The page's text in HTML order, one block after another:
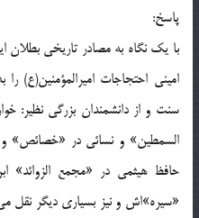
پاسخ:
با يك نگاه به مصادر تاريخى بطلان
امينى احتجاجات اميرالمؤمنين(ع)
سنت و از دانشمندان بزرگى نظير:
السمطين» و نسائى در «خصائص» و
حافظ هيثمى در «مجمع الزوائد»
«سيره»اش و نيز بسيارى ديگر نقل